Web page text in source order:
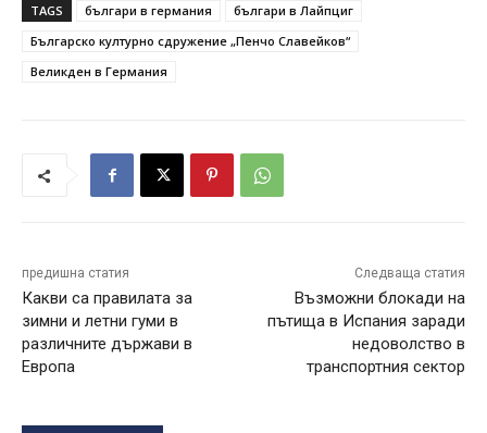
TAGS българи в германия
българи в Лайпциг
Българско културно сдружение „Пенчо Славейков“
Великден в Германия
предишна статия
Какви са правилата за
зимни и летни гуми в
различните държави в
Европа
Следваща статия
Възможни блокади на
пътища в Испания заради
недоволство в
транспортния сектор